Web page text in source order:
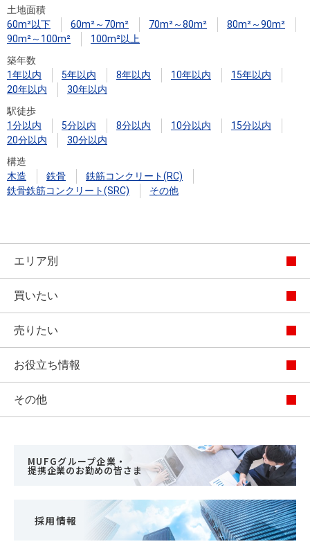
土地面積
60m²以下
60m²～70m² 70m²～80m²
80m²～90m²
90m²～100m²
100m²以上
築年数
1年以内
5年以内 8年以内 10年以内
15年以内
20年以内
30年以内
駅徒歩
1分以内
5分以内 8分以内 10分以内
15分以内
20分以内
30分以内
構造
木造
鉄骨
鉄筋コンクリート(RC)
鉄骨鉄筋コンクリート(SRC)
その他
エリア別
買いたい
売りたい
お役立ち情報
その他
MUFGグループ企業・
提携企業のお勤めの皆さま
採用情報